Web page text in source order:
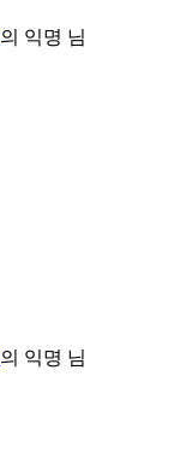
의 익명 님
의 익명 님